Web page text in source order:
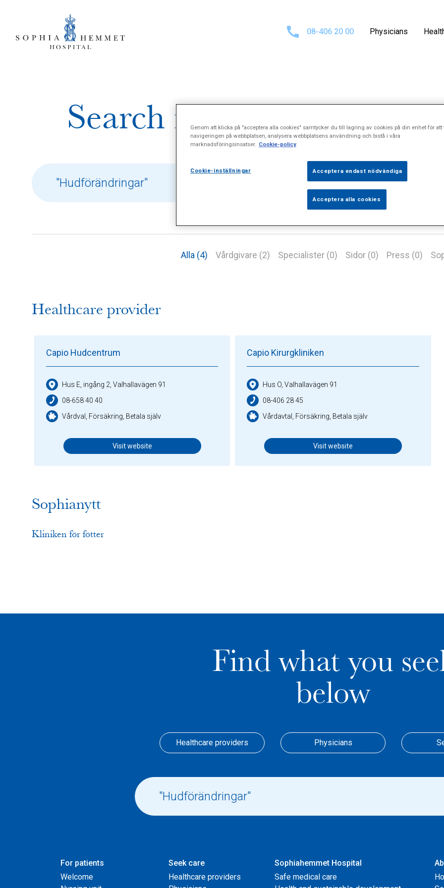
08-406 20 00 Physicians
Search results for
Alla (4) Vårdgivare (2) Specialister (0) Sidor (0) Press (0)
Healthcare provider
Capio Hudcentrum
Hus E, ingång 2, Valhallavägen 91
08-658 40 40
Vårdval, Försäkring, Betala själv
Visit website
Capio Kirurgkliniken
Hus O, Valhallavägen 91
08-406 28 45
Vårdavtal, Försäkring, Betala själv
Visit website
Sophianytt
Kliniken för fötter
Find what you
below
Healthcare providers Physicians
For patients
Welcome
Seek care
Healthcare providers
Sophiahemmet Hospital
Safe medical care
Genom att klicka på "acceptera alla cookies" samtycker du till lagring av cookies på din enhet för att
navigeringen på webbplatsen, analysera webbplatsens användning och bistå i våra
marknadsföringsinsatser. Cookie-policy
Cookie-inställningar Acceptera endast nödvändiga
Acceptera alla cookies